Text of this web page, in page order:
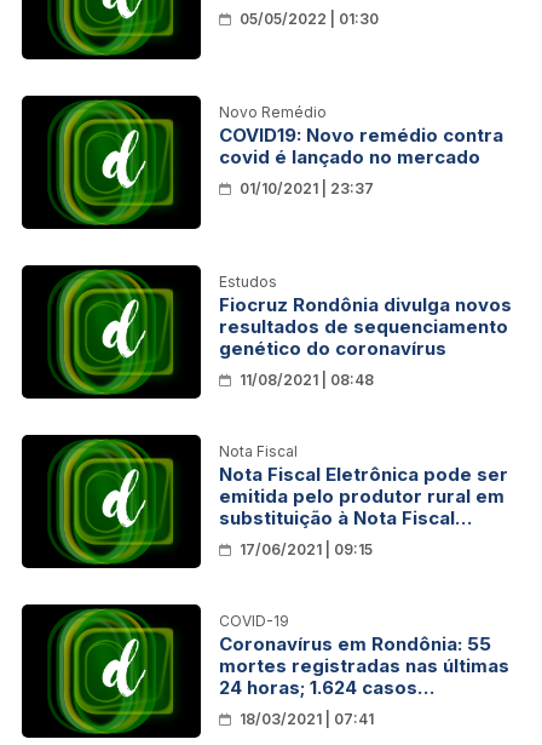
05/05/2022 | 01:30
Novo Remédio
COVID19: Novo remédio contra
covid é lançado no mercado
01/10/2021 | 23:37
Estudos
Fiocruz Rondônia divulga novos
resultados de sequenciamento
genético do coronavírus
11/08/2021 | 08:48
Nota Fiscal
Nota Fiscal Eletrônica pode ser
emitida pelo produtor rural em
substituição à Nota Fiscal
Avulsa; novo decreto está em
vigor
17/06/2021 | 09:15
COVID-19
Coronavírus em Rondônia: 55
mortes registradas nas últimas
24 horas; 1.624 casos
confirmados
18/03/2021 | 07:41